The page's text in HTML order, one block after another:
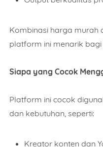
Kombinasi harga murah
platform ini menarik
Siapa yang Cocok
Platform ini cocok
dan kebutuhan, seperti:
Kreator konten dan
This order requires